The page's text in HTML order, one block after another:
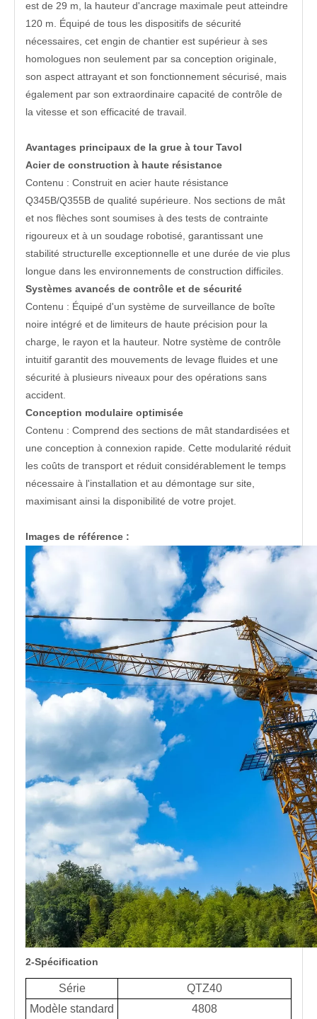
est de 29 m, la hauteur d'ancrage maximale peut atteindre
120 m. Équipé de tous les dispositifs de sécurité
nécessaires, cet engin de chantier est supérieur à ses
homologues non seulement par sa conception originale,
son aspect attrayant et son fonctionnement sécurisé, mais
également par son extraordinaire capacité de contrôle de
la vitesse et son efficacité de travail.
Avantages principaux de la grue à tour Tavol
Acier de construction à haute résistance
Contenu : Construit en acier haute résistance
Q345B/Q355B de qualité supérieure. Nos sections de mât
et nos flèches sont soumises à des tests de contrainte
rigoureux et à un soudage robotisé, garantissant une
stabilité structurelle exceptionnelle et une durée de vie plus
longue dans les environnements de construction difficiles.
Systèmes avancés de contrôle et de sécurité
Contenu : Équipé d'un système de surveillance de boîte
noire intégré et de limiteurs de haute précision pour la
charge, le rayon et la hauteur. Notre système de contrôle
intuitif garantit des mouvements de levage fluides et une
sécurité à plusieurs niveaux pour des opérations sans
accident.
Conception modulaire optimisée
Contenu : Comprend des sections de mât standardisées et
une conception à connexion rapide. Cette modularité réduit
les coûts de transport et réduit considérablement le temps
nécessaire à l'installation et au démontage sur site,
maximisant ainsi la disponibilité de votre projet.
Images de référence :
2-Spécification
Série
QTZ40
Modèle standard
4808